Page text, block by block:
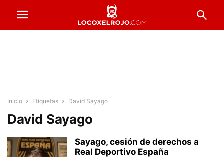
Inicio Etiquetas David Sayago
David Sayago
Sayago, cesión de derechos a
Real Deportivo España